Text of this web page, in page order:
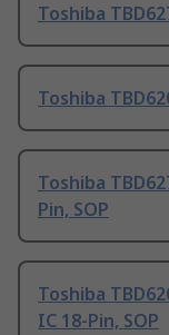
Toshiba
Toshiba
Toshiba
Pin, SOP
Toshiba
IC 18-Pin, SOP